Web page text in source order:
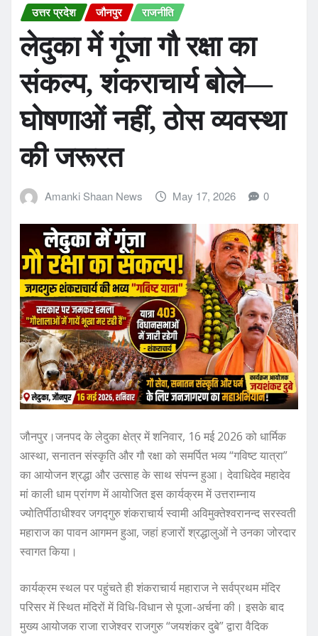
उत्तर प्रदेश जौनपुर राजनीति
लेदुका में गूंजा गौ रक्षा का
संकल्प, शंकराचार्य बोले—
घोषणाओं नहीं, ठोस व्यवस्था
की जरूरत
Amanki Shaan News May 17, 2026 0
जौनपुर।जनपद के लेदुका क्षेत्र में शनिवार, 16 मई 2026 को धार्मिक
आस्था, सनातन संस्कृति और गौ रक्षा को समर्पित भव्य “गविष्ट यात्रा”
का आयोजन श्रद्धा और उत्साह के साथ संपन्न हुआ। देवाधिदेव महादेव
मां काली धाम प्रांगण में आयोजित इस कार्यक्रम में उत्तराम्नाय
ज्योतिर्पीठाधीश्वर जगद्गुरु शंकराचार्य स्वामी अविमुक्तेश्वरानन्द सरस्वती
महाराज का पावन आगमन हुआ, जहां हजारों श्रद्धालुओं ने उनका जोरदार
स्वागत किया।
कार्यक्रम स्थल पर पहुंचते ही शंकराचार्य महाराज ने सर्वप्रथम मंदिर
परिसर में स्थित मंदिरों में विधि-विधान से पूजा-अर्चना की। इसके बाद
मुख्य आयोजक राजा राजेश्वर राजगुरु “जयशंकर दुबे” द्वारा वैदिक